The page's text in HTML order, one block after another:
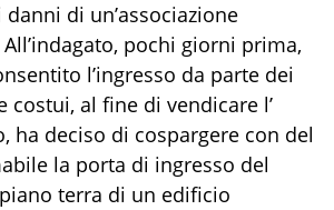
danni di un’associazione
All’indagato, pochi giorni prima,
l’ingresso da parte dei
costui, al fine di vendicare l’
ha deciso di cospargere con del
la porta di ingresso del
terra di un edificio